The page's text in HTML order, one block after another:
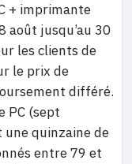
+ imprimante
août jusqu’au 30
les clients de
le prix de
différé.
PC (sept
une quinzaine de
entre 79 et